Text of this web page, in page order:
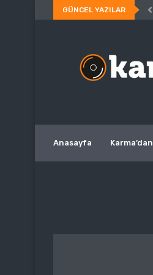
GÜNCEL YAZILAR
Anasayfa Karma’dan